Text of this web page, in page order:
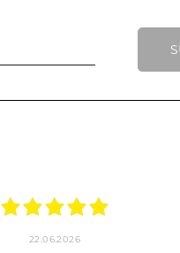
22.06.2026